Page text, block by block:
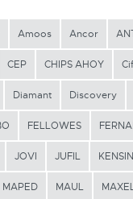
Amoos Ancor
CEP CHIPS AHOY Cif
Diamant Discovery
FELLOWES
JOVI JUFIL
MAPED MAUL